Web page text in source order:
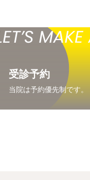
受診予約
当院は予約優先制です。